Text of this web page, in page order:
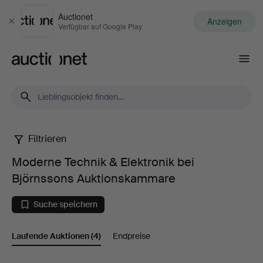
Schließen
Auctionet
Verfügbar auf Google Play Anzeigen
Moderne
Technik
&
Elektronik
Filtrieren
Moderne Technik & Elektronik bei
Björnssons Auktionskammare
Suche speichern
Laufende Auktionen(4) Endpreise